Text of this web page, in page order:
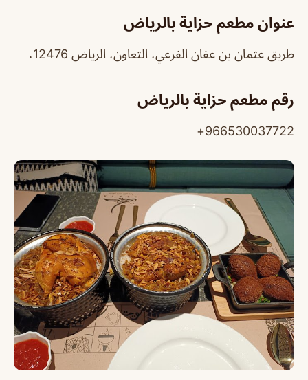
عنوان مطعم حزاية بالرياض
طريق عثمان بن عفان الفرعي، التعاون، الرياض 12476،
رقم مطعم حزاية بالرياض
966530037722+